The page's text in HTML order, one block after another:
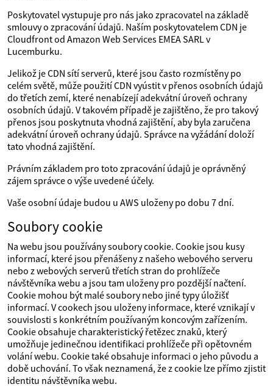
Poskytovatel vystupuje pro nás jako zpracovatel na základě
smlouvy o zpracování údajů. Naším poskytovatelem CDN je
Cloudfront od Amazon Web Services EMEA SARL v
Lucemburku.
Jelikož je CDN sítí serverů, které jsou často rozmístěny po
celém světě, může použití CDN vyústit v přenos osobních údajů
do třetích zemí, které nenabízejí adekvátní úroveň ochrany
osobních údajů. V takovém případě je zajištěno, že pro takový
přenos jsou poskytnuta vhodná zajištění, aby byla zaručena
adekvátní úroveň ochrany údajů. Správce na vyžádání doloží
tato vhodná zajištění.
Právním základem pro toto zpracování údajů je oprávněný
zájem správce o výše uvedené účely.
Vaše osobní údaje budou u AWS uloženy po dobu 7 dní.
Soubory cookie
Na webu jsou používány soubory cookie. Cookie jsou kusy
informací, které jsou přenášeny z našeho webového serveru
nebo z webových serverů třetích stran do prohlížeče
návštěvníka webu a jsou tam uloženy pro pozdější načtení.
Cookie mohou být malé soubory nebo jiné typy úložišť
informací. V cookech jsou uloženy informace, které vznikají v
souvislosti s konkrétním používaným koncovým zařízením.
Cookie obsahuje charakteristický řetězec znaků, který
umožňuje jedinečnou identifikaci prohlížeče při opětovném
volání webu. Cookie také obsahuje informaci o jeho původu a
době uchování. To však neznamená, že z cookie lze přímo zjistit
identitu návštěvníka webu.